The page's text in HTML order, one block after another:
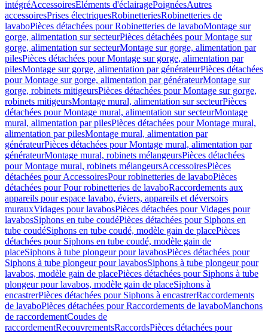
intégréAccessoiresEléments d'éclairagePoignéesAutres
accessoiresPrises électriquesRobinetteriesRobinetteries de
lavaboPièces détachées pour Robinetteries de lavaboMontage sur
gorge, alimentation sur secteurPièces détachées pour Montage sur
gorge, alimentation sur secteurMontage sur gorge, alimentation par
pilesPièces détachées pour Montage sur gorge, alimentation par
pilesMontage sur gorge, alimentation par générateurPièces détachées
pour Montage sur gorge, alimentation par générateurMontage sur
gorge, robinets mitigeursPièces détachées pour Montage sur gorge,
robinets mitigeursMontage mural, alimentation sur secteurPièces
détachées pour Montage mural, alimentation sur secteurMontage
mural, alimentation par pilesPièces détachées pour Montage mural,
alimentation par pilesMontage mural, alimentation par
générateurPièces détachées pour Montage mural, alimentation par
générateurMontage mural, robinets mélangeursPièces détachées
pour Montage mural, robinets mélangeursAccessoiresPièces
détachées pour AccessoiresPour robinetteries de lavaboPièces
détachées pour Pour robinetteries de lavaboRaccordements aux
appareils pour espace lavabo, éviers, appareils et déversoirs
murauxVidages pour lavabosPièces détachées pour Vidages pour
lavabosSiphons en tube coudéPièces détachées pour Siphons en
tube coudéSiphons en tube coudé, modèle gain de placePièces
détachées pour Siphons en tube coudé, modèle gain de
placeSiphons à tube plongeur pour lavabosPièces détachées pour
Siphons à tube plongeur pour lavabosSiphons à tube plongeur pour
lavabos, modèle gain de placePièces détachées pour Siphons à tube
plongeur pour lavabos, modèle gain de placeSiphons à
encastrerPièces détachées pour Siphons à encastrerRaccordements
de lavaboPièces détachées pour Raccordements de lavaboManchons
de raccordementCoudes de
raccordementRecouvrementsRaccordsPièces détachées pour